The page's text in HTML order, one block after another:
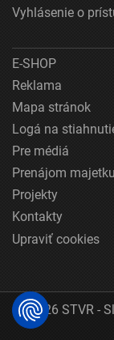
Vyhlásenie o
E-SHOP
Reklama
Mapa stránok
Logá na
Pre médiá
Prenájom majetku
Projekty
Kontakty
Upraviť cookies
© 2026 STVR -